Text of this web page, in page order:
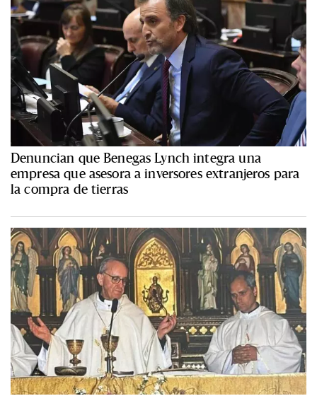
Denuncian que Benegas Lynch integra una
empresa que asesora a inversores extranjeros para
la compra de tierras